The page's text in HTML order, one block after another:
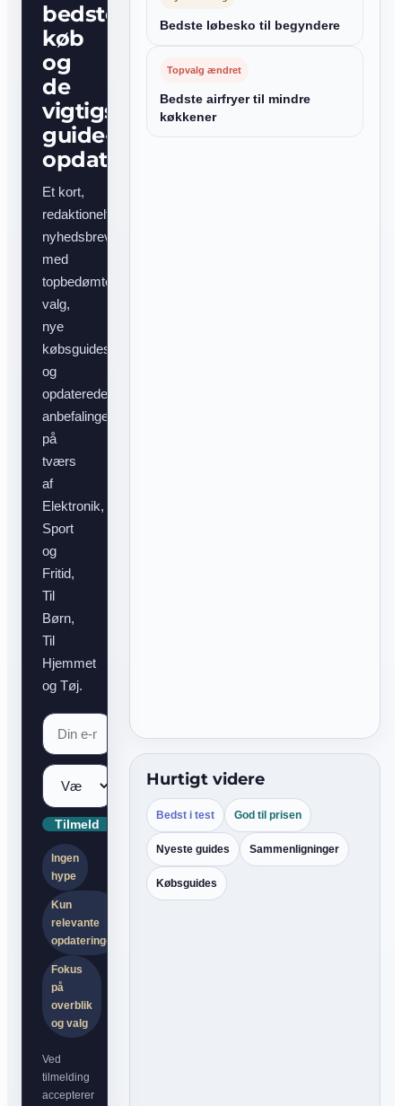
bedste
køb
og
de
vigtigste
guide-
opdateringer
Et kort,
redaktionelt
nyhedsbrev
med
topbedømte
valg,
nye
købsguides
og
opdaterede
anbefalinger
på
tværs
af
Elektronik,
Sport
og
Fritid,
Til
Børn,
Til
Hjemmet
og Tøj.
Tilmeld
Ingen
hype
Kun
relevante
opdateringer
Fokus
på
overblik
og valg
Ved
tilmelding
accepterer
Bedste løbesko til begyndere
Topvalg ændret
Bedste airfryer til mindre
køkkener
Hurtigt videre
Bedst i test God til prisen
Nyeste guides Sammenligninger
Købsguides